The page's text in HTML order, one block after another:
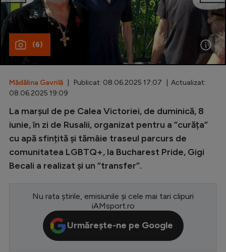
U21
Fotbal feminin
Special
Inedit
Champions League
Europa League
Conference League
CM 2026
Premier League
(6)
Mădălina Gavrilă | Publicat: 08.06.2025 17:07 | Actualizat:
08.06.2025 19:09
La marșul de pe Calea Victoriei, de duminică, 8
iunie, în zi de Rusalii, organizat pentru a ”curăța”
cu apă sfințită și tămâie traseul parcurs de
comunitatea LGBTQ+, la Bucharest Pride, Gigi
Becali a realizat și un ”transfer”.
Nu rata știrile, emisiunile și cele mai tari clipuri
iAMsport.ro
Urmărește-ne pe Google